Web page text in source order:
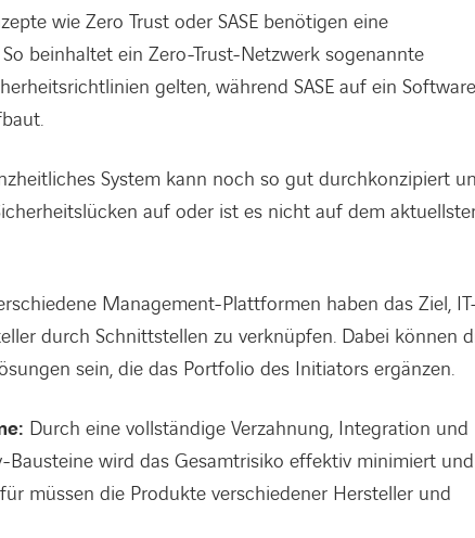
wie Zero Trust oder SASE benötigen eine
beinhaltet ein Zero-Trust-Netzwerk sogenannte
gelten, während SASE auf ein
System kann noch so gut durchkonzipiert
auf oder ist es nicht auf dem
Management-Plattformen haben das Ziel,
durch Schnittstellen zu verknüpfen. Dabei können
sein, die das Portfolio des Initiators ergänzen.
Durch eine vollständige Verzahnung, Integration und
Bausteine wird das Gesamtrisiko effektiv minimiert und
müssen die Produkte verschiedener Hersteller und